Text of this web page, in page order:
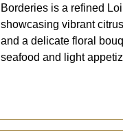
Borderies is a refined
showcasing vibrant
and a delicate floral
seafood and light